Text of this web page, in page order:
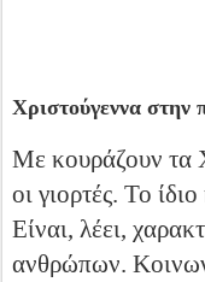
Χριστούγεννα στην
Με κουράζουν τα
οι γιορτές. Το
Είναι, λέει,
ανθρώπων.